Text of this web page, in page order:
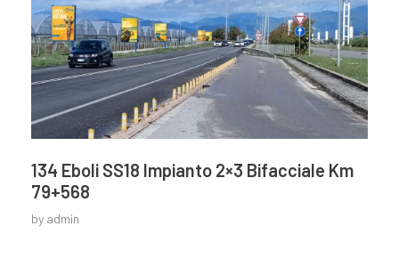
134 Eboli SS18 Impianto 2×3 Bifacciale Km
79+568
by admin